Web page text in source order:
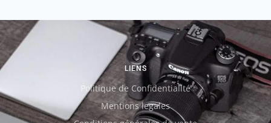
LIENS
Politique de Confidentialité
Mentions legales